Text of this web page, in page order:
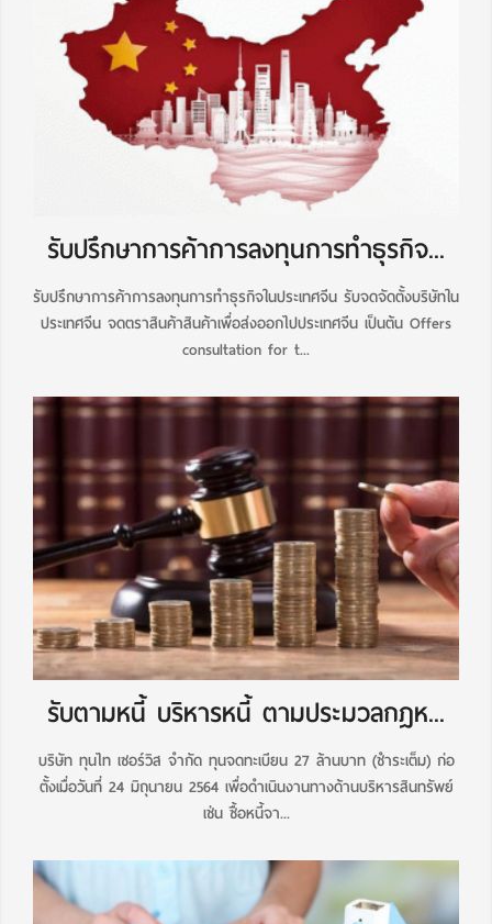
รับปรึกษาการค้าการลงทุนการทำธุรกิจ...
รับปรึกษาการค้าการลงทุนการทำธุรกิจในประเทศจีน รับจดจัดตั้งบริษัทใน
ประเทศจีน จดตราสินค้าสินค้าเพื่อส่งออกไปประเทศจีน เป็นต้น Offers
consultation for t...
รับตามหนี้ บริหารหนี้ ตามประมวลกฎห...
บริษัท ทุนไท เซอร์วิส จำกัด ทุนจดทะเบียน 27 ล้านบาท (ชำระเต็ม) ก่อ
ตั้งเมื่อวันที่ 24 มิถุนายน 2564 เพื่อดำเนินงานทางด้านบริหารสินทรัพย์
เช่น ซื้อหนี้จา...